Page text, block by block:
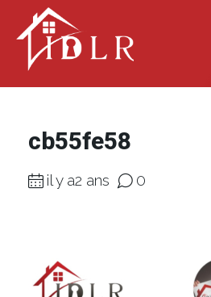
cb55fe58
il y a2 ans 0